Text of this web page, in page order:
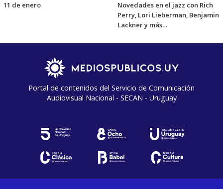
11 de enero
Novedades en el jazz con Rich
Perry, Lori Lieberman, Benjamin
Lackner y más…
Portal de contenidos del Servicio de Comunicación
Audiovisual Nacional - SECAN - Uruguay